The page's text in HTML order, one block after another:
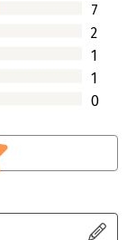
7
2
1
1
0